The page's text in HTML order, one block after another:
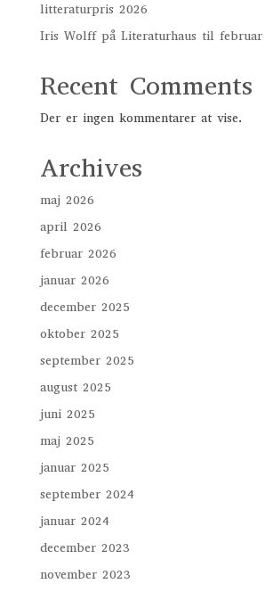
litteraturpris 2026
Iris Wolff på Literaturhaus til februar
Recent Comments
Der er ingen kommentarer at vise.
Archives
maj 2026
april 2026
februar 2026
januar 2026
december 2025
oktober 2025
september 2025
august 2025
juni 2025
maj 2025
januar 2025
september 2024
januar 2024
december 2023
november 2023